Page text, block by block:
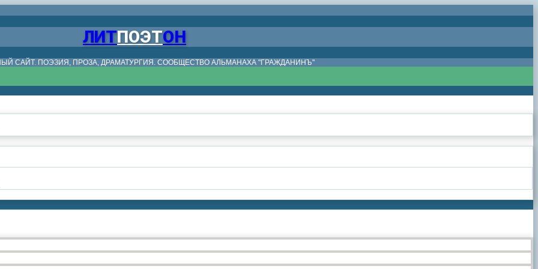
ЛИТПОЭТОН
САЙТ. ПОЭЗИЯ, ПРОЗА, ДРАМАТУРГИЯ. СООБЩЕСТВО АЛЬМАНАХА "ГРАЖДАНИНЪ"